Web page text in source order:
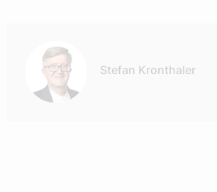
Stefan Kronthaler